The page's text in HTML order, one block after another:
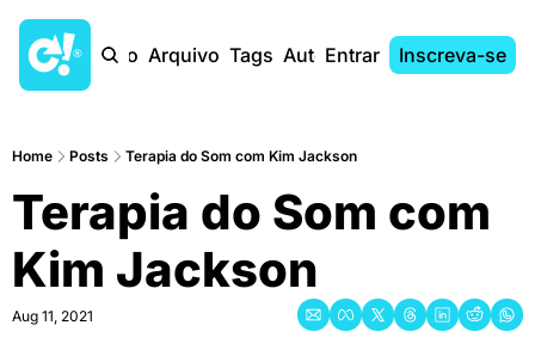
Início Arquivo Tags AutoresEntrar Inscreva-se
Home Posts Terapia do Som com Kim Jackson
Terapia do Som com
Kim Jackson
Aug 11, 2021